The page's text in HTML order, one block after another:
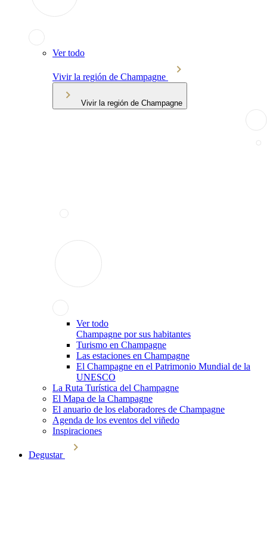
Ver todo
Vivir la región de Champagne
Vivir la región de Champagne
Ver todo
Champagne por sus habitantes
Turismo en Champagne
Las estaciones en Champagne
El Champagne en el Patrimonio Mundial de la
UNESCO
La Ruta Turística del Champagne
El Mapa de la Champagne
El anuario de los elaboradores de Champagne
Agenda de los eventos del viñedo
Inspiraciones
Degustar